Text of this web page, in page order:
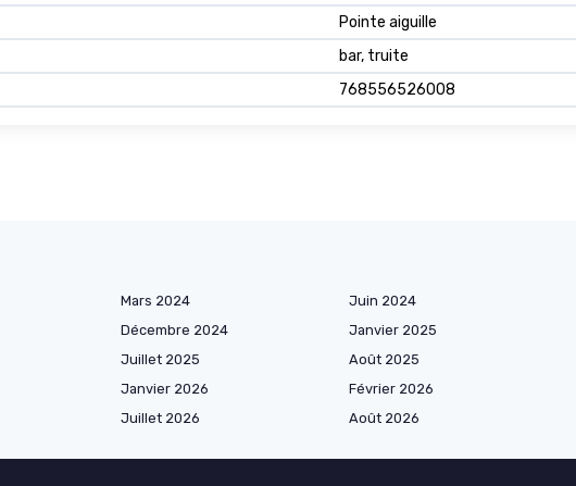
Pointe aiguille
bar, truite
768556526008
Mars 2024 Juin 2024
Décembre 2024 Janvier 2025
Juillet 2025 Août 2025
Janvier 2026 Février 2026
Juillet 2026 Août 2026